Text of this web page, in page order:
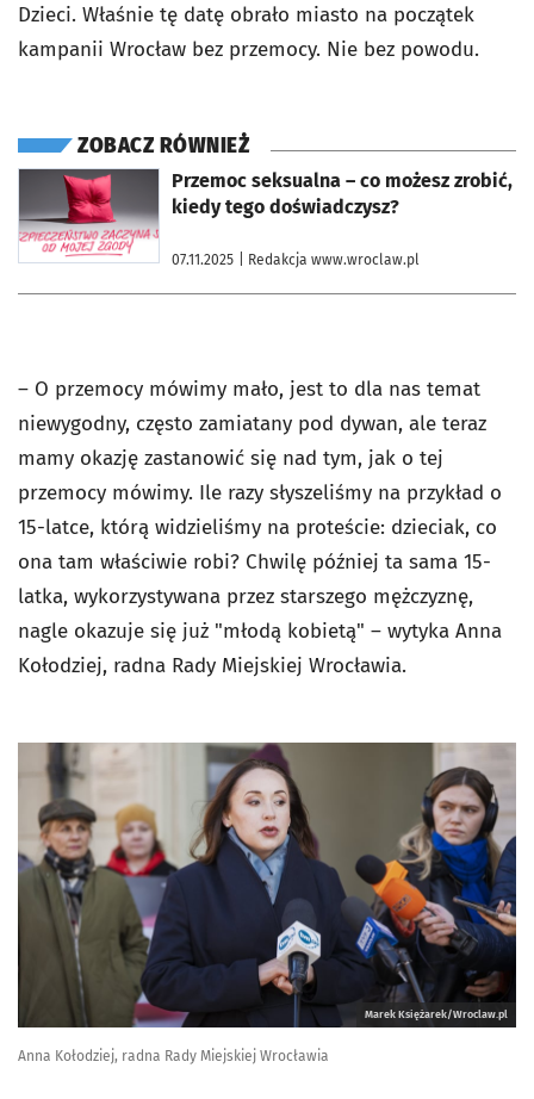
Dzieci. Właśnie tę datę obrało miasto na początek
kampanii Wrocław bez przemocy. Nie bez powodu.
ZOBACZ RÓWNIEŻ
Przemoc seksualna – co możesz zrobić,
kiedy tego doświadczysz?
07.11.2025 | Redakcja www.wroclaw.pl
otworzy się w nowej karcie
– O przemocy mówimy mało, jest to dla nas temat
niewygodny, często zamiatany pod dywan, ale teraz
mamy okazję zastanowić się nad tym, jak o tej
przemocy mówimy. Ile razy słyszeliśmy na przykład o
15-latce, którą widzieliśmy na proteście: dzieciak, co
ona tam właściwie robi? Chwilę później ta sama 15-
latka, wykorzystywana przez starszego mężczyznę,
nagle okazuje się już "młodą kobietą" – wytyka Anna
Kołodziej, radna Rady Miejskiej Wrocławia.
Marek Księżarek/Wroclaw.pl
Anna Kołodziej, radna Rady Miejskiej Wrocławia